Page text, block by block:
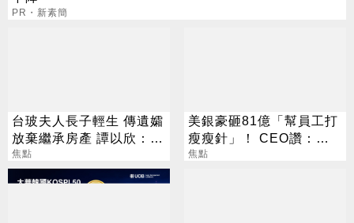
PR・新素簡
台玻夫人長子輕生 傳遺孀
放棄繼承房產 譚以欣：不
實內容二次傷害
焦點
美銀豪砸81億「幫員工打
瘦瘦針」！ CEO讚：一
項值得的投資
焦點